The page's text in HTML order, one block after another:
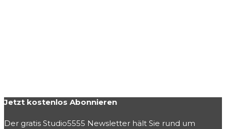
Jetzt kostenlos Abonnieren
Der gratis Studio5555 Newsletter hält Sie rund um